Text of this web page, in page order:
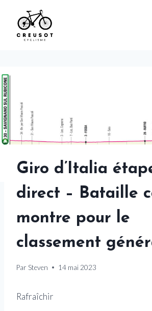
content
Giro d’Italia
direct – Bataille
montre pour le
classement
Par Steven 14 mai 2023
Rafraîchir